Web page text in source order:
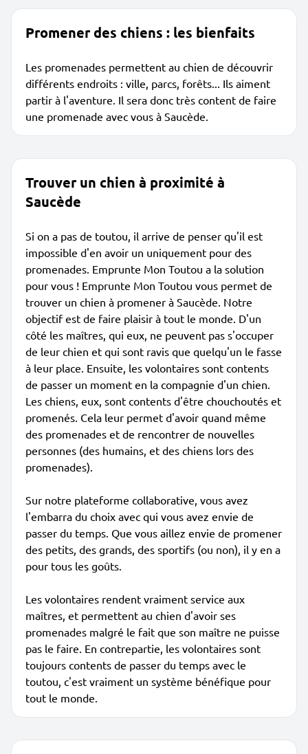
Promener des chiens : les bienfaits
Les promenades permettent au chien de découvrir
différents endroits : ville, parcs, forêts... Ils aiment
partir à l'aventure. Il sera donc très content de faire
une promenade avec vous à Saucède.
Trouver un chien à proximité à
Saucède
Si on a pas de toutou, il arrive de penser qu'il est
impossible d'en avoir un uniquement pour des
promenades. Emprunte Mon Toutou a la solution
pour vous ! Emprunte Mon Toutou vous permet de
trouver un chien à promener à Saucède. Notre
objectif est de faire plaisir à tout le monde. D'un
côté les maîtres, qui eux, ne peuvent pas s'occuper
de leur chien et qui sont ravis que quelqu'un le fasse
à leur place. Ensuite, les volontaires sont contents
de passer un moment en la compagnie d'un chien.
Les chiens, eux, sont contents d'être chouchoutés et
promenés. Cela leur permet d'avoir quand même
des promenades et de rencontrer de nouvelles
personnes (des humains, et des chiens lors des
promenades).
Sur notre plateforme collaborative, vous avez
l'embarra du choix avec qui vous avez envie de
passer du temps. Que vous aillez envie de promener
des petits, des grands, des sportifs (ou non), il y en a
pour tous les goûts.
Les volontaires rendent vraiment service aux
maîtres, et permettent au chien d'avoir ses
promenades malgré le fait que son maître ne puisse
pas le faire. En contrepartie, les volontaires sont
toujours contents de passer du temps avec le
toutou, c'est vraiment un système bénéfique pour
tout le monde.